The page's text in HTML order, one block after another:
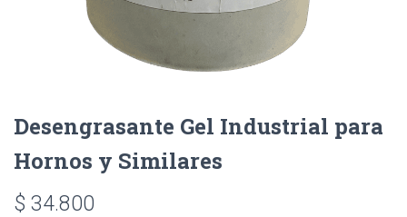
Desengrasante Gel Industrial para
Hornos y Similares
$ 34.800